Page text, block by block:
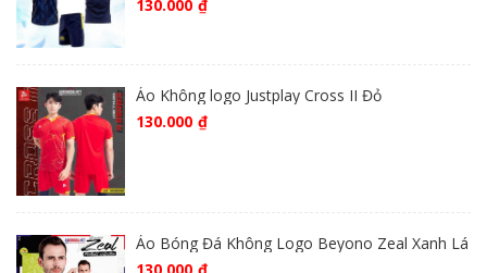
130.000 ₫
Áo Không logo Justplay Cross II Đỏ
130.000 ₫
Áo Bóng Đá Không Logo Beyono Zeal Xanh Lá